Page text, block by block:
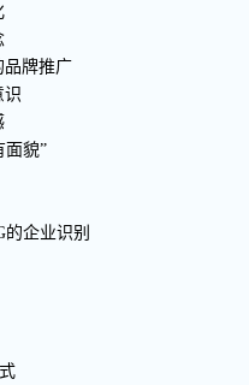
牌推广
识
貌”
企业识别